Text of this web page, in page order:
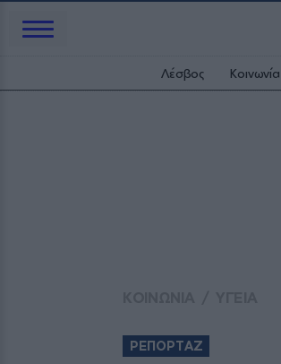
Λέσβος Κοινωνία
ΡΕΠΟΡΤΑΖ